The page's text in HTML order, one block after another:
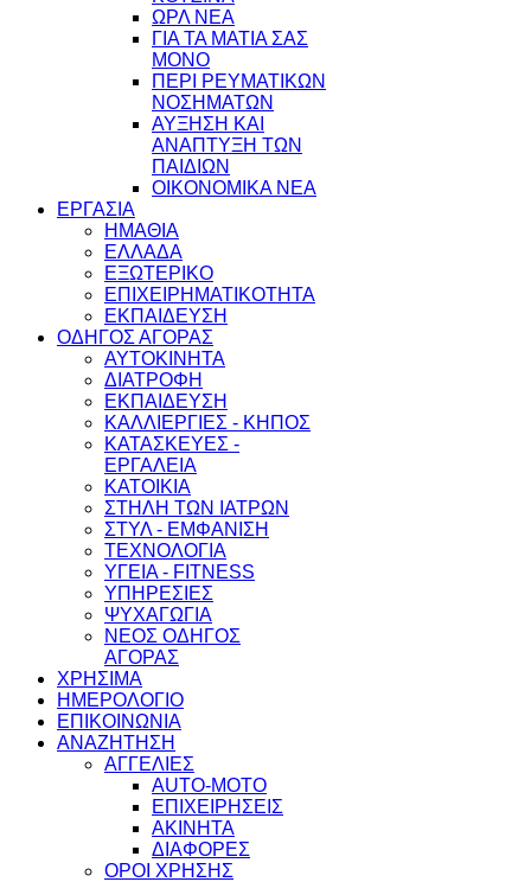
ΩΡΛ ΝEA
ΓΙΑ ΤΑ ΜΑΤΙΑ ΣΑΣ
ΜΟΝΟ
ΠΕΡΙ ΡΕΥΜΑΤΙΚΩΝ
ΝΟΣΗΜΑΤΩΝ
ΑΥΞΗΣΗ ΚΑΙ
ΑΝΑΠΤΥΞΗ ΤΩΝ
ΠΑΙΔΙΩΝ
ΟΙΚΟΝΟΜΙΚΑ ΝΕΑ
ΕΡΓΑΣΙΑ
ΗΜΑΘΙΑ
ΕΛΛΑΔΑ
ΕΞΩΤΕΡΙΚΟ
ΕΠΙΧΕΙΡΗΜΑΤΙΚΟΤΗΤΑ
ΕΚΠΑΙΔΕΥΣΗ
ΟΔΗΓΟΣ ΑΓΟΡΑΣ
ΑΥΤΟΚΙΝΗΤΑ
ΔΙΑΤΡΟΦΗ
ΕΚΠΑΙΔΕΥΣΗ
ΚΑΛΛΙΕΡΓΙΕΣ - ΚΗΠΟΣ
ΚΑΤΑΣΚΕΥΕΣ -
ΕΡΓΑΛΕΙΑ
ΚΑΤΟΙΚΙΑ
ΣΤΗΛΗ ΤΩΝ ΙΑΤΡΩΝ
ΣΤΥΛ - ΕΜΦΑΝΙΣΗ
ΤΕΧΝΟΛΟΓΙΑ
ΥΓΕΙΑ - FITNESS
ΥΠΗΡΕΣΙΕΣ
ΨΥΧΑΓΩΓΙΑ
ΝΕΟΣ ΟΔΗΓΟΣ
ΑΓΟΡΑΣ
ΧΡΗΣΙΜΑ
ΗΜΕΡΟΛΟΓΙΟ
ΕΠΙΚΟΙΝΩΝΙΑ
ΑΝΑΖΗΤΗΣΗ
ΑΓΓΕΛΙΕΣ
AUTO-MOTO
ΕΠΙΧΕΙΡΗΣΕΙΣ
ΑΚΙΝΗΤΑ
ΔΙΑΦΟΡΕΣ
ΟΡΟΙ ΧΡΗΣΗΣ